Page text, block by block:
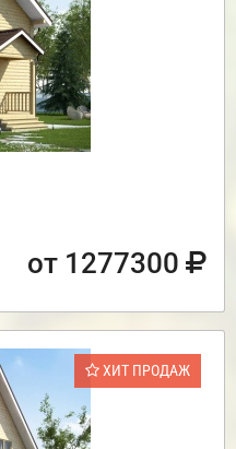
от 1277300
ХИТ ПРОДАЖ